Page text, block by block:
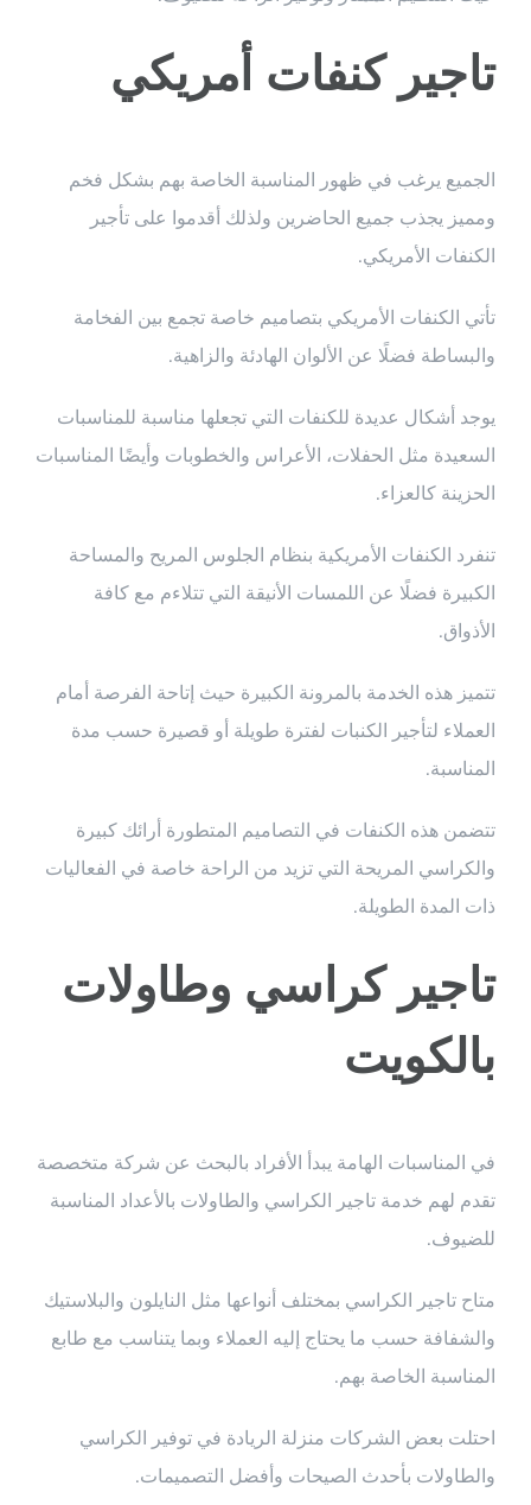
تاجير كنفات أمريكي
الجميع يرغب في ظهور المناسبة الخاصة بهم بشكل فخم
ومميز يجذب جميع الحاضرين ولذلك أقدموا على تأجير
الكنفات الأمريكي.
تأتي الكنفات الأمريكي بتصاميم خاصة تجمع بين الفخامة
والبساطة فضلًا عن الألوان الهادئة والزاهية.
يوجد أشكال عديدة للكنفات التي تجعلها مناسبة للمناسبات
السعيدة مثل الحفلات، الأعراس والخطوبات وأيضًا المناسبات
الحزينة كالعزاء.
تنفرد الكنفات الأمريكية بنظام الجلوس المريح والمساحة
الكبيرة فضلًا عن اللمسات الأنيقة التي تتلاءم مع كافة
الأذواق.
تتميز هذه الخدمة بالمرونة الكبيرة حيث إتاحة الفرصة أمام
العملاء لتأجير الكنبات لفترة طويلة أو قصيرة حسب مدة
المناسبة.
تتضمن هذه الكنفات في التصاميم المتطورة أرائك كبيرة
والكراسي المريحة التي تزيد من الراحة خاصة في الفعاليات
ذات المدة الطويلة.
تاجير كراسي وطاولات
بالكويت
في المناسبات الهامة يبدأ الأفراد بالبحث عن شركة متخصصة
تقدم لهم خدمة تاجير الكراسي والطاولات بالأعداد المناسبة
للضيوف.
متاح تاجير الكراسي بمختلف أنواعها مثل النايلون والبلاستيك
والشفافة حسب ما يحتاج إليه العملاء وبما يتناسب مع طابع
المناسبة الخاصة بهم.
احتلت بعض الشركات منزلة الريادة في توفير الكراسي
والطاولات بأحدث الصيحات وأفضل التصميمات.